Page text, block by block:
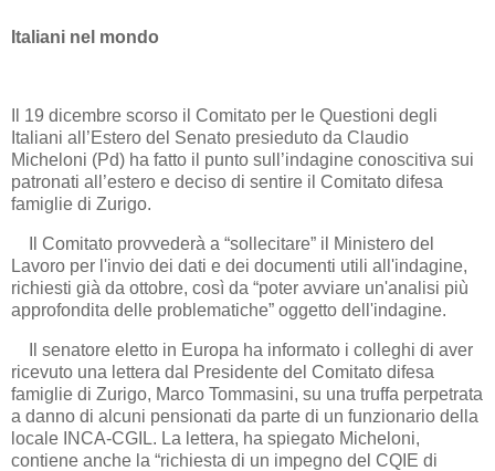
Italiani nel mondo
Il 19 dicembre scorso il Comitato per le Questioni degli
Italiani all’Estero del Senato presieduto da Claudio
Micheloni (Pd) ha fatto il punto sull’indagine conoscitiva sui
patronati all’estero e deciso di sentire il Comitato difesa
famiglie di Zurigo.
Il Comitato provvederà a “sollecitare” il Ministero del
Lavoro per l'invio dei dati e dei documenti utili all'indagine,
richiesti già da ottobre, così da “poter avviare un'analisi più
approfondita delle problematiche” oggetto dell'indagine.
Il senatore eletto in Europa ha informato i colleghi di aver
ricevuto una lettera dal Presidente del Comitato difesa
famiglie di Zurigo, Marco Tommasini, su una truffa perpetrata
a danno di alcuni pensionati da parte di un funzionario della
locale INCA-CGIL. La lettera, ha spiegato Micheloni,
contiene anche la “richiesta di un impegno del CQIE di